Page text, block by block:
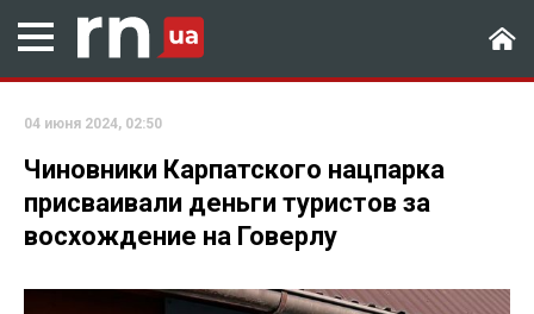
04 июня 2024, 02:50
Чиновники Карпатского нацпарка
присваивали деньги туристов за
восхождение на Говерлу